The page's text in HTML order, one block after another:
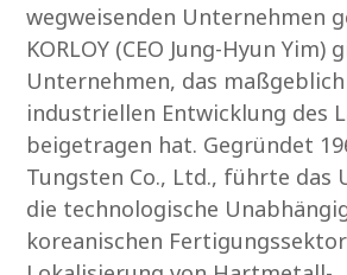
wegweisenden Unternehmen
KORLOY (CEO Jung-Hyun
Unternehmen, das
industriellen Entwicklung des
beigetragen hat. Gegründet
Tungsten Co., Ltd., führte das
die technologische
koreanischen